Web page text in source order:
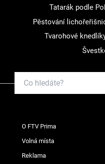
Tatarák podle
Pěstování
Tvarohové
O FTV Prima
Volná místa
Reklama